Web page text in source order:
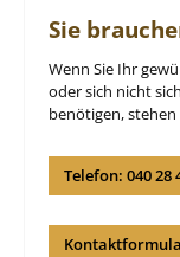
Sie
Wenn Sie Ihr
oder sich nicht
benötigen,
Telefon: 040 28